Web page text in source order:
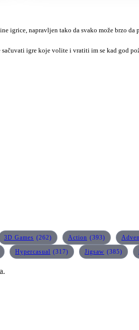
igrice, napravljen tako da svako može brzo
sačuvati igre koje volite i vratiti im se kad god
3D Games (262) Action (393)
Hypercasual (317) Jigsaw (385)